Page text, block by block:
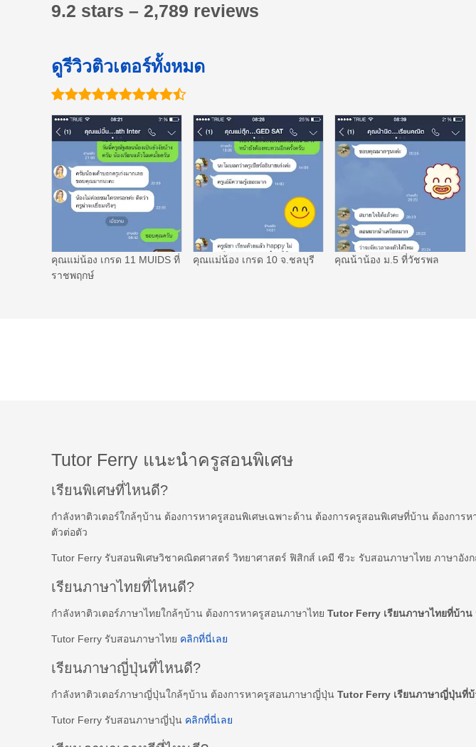
9.2 stars – 2,789 reviews
ดูรีวิวติวเตอร์ทั้งหมด
คุณแม่น้อง เกรด 11 MUIDS ที่
ราชพฤกษ์
คุณแม่น้อง เกรด 10 จ.ชลบุรี คุณน้าน้อง ม.5 ที่วัชรพล
Tutor Ferry แนะนำครูสอนพิเศษ
เรียนพิเศษที่ไหนดี?
กำลังหาติวเตอร์ใกล้ๆบ้าน ต้องการหาครูสอนพิเศษเฉพาะด้าน ต้องการครูสอนพิเศษที่บ้าน ต้องการ
ตัวต่อตัว
Tutor Ferry รับสอนพิเศษวิชาคณิตศาสตร์ วิทยาศาสตร์ ฟิสิกส์ เคมี ชีวะ รับสอนภาษาไทย ภาษาอั
เรียนภาษาไทยที่ไหนดี?
กำลังหาติวเตอร์ภาษาไทยใกล้ๆบ้าน ต้องการหาครูสอนภาษาไทย Tutor Ferry เรียนภาษาไทยที่บ้าน
Tutor Ferry รับสอนภาษาไทย คลิกที่นี่เลย
เรียนภาษาญี่ปุ่นที่ไหนดี?
กำลังหาติวเตอร์ภาษาญี่ปุ่นใกล้ๆบ้าน ต้องการหาครูสอนภาษาญี่ปุ่น Tutor Ferry เรียนภาษาญี่ปุ่นที่
Tutor Ferry รับสอนภาษาญี่ปุ่น คลิกที่นี่เลย